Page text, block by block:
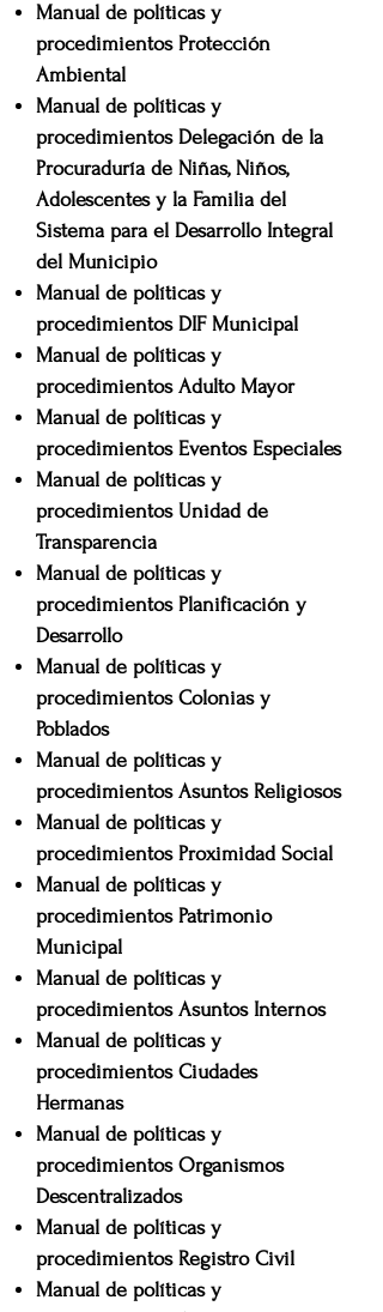
Manual de políticas y
procedimientosProtección
Ambiental
Manual de políticas y
procedimientosDelegación de la
Procuraduría de Niñas, Niños,
Adolescentes y la Familia del
Sistema para el Desarrollo Integral
del Municipio
Manual de políticas y
procedimientosDIF Municipal
Manual de políticas y
procedimientosAdulto Mayor
Manual de políticas y
procedimientosEventos Especiales
Manual de políticas y
procedimientosUnidad de
Transparencia
Manual de políticas y
procedimientosPlanificación y
Desarrollo
Manual de políticas y
procedimientosColonias y
Poblados
Manual de políticas y
procedimientosAsuntos Religiosos
Manual de políticas y
procedimientosProximidad Social
Manual de políticas y
procedimientos Patrimonio
Municipal
Manual de políticas y
procedimientos Asuntos Internos
Manual de políticas y
procedimientos Ciudades
Hermanas
Manual de políticas y
procedimientos Organismos
Descentralizados
Manual de políticas y
procedimientos Registro Civil
Manual de políticas y